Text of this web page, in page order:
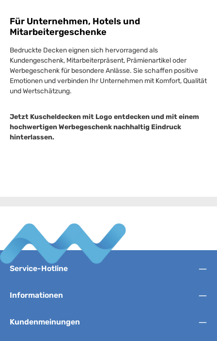
Für Unternehmen, Hotels und
Mitarbeitergeschenke
Bedruckte Decken eignen sich hervorragend als
Kundengeschenk, Mitarbeiterpräsent, Prämienartikel oder
Werbegeschenk für besondere Anlässe. Sie schaffen positive
Emotionen und verbinden Ihr Unternehmen mit Komfort, Qualität
und Wertschätzung.
Jetzt Kuscheldecken mit Logo entdecken und mit einem
hochwertigen Werbegeschenk nachhaltig Eindruck
hinterlassen.
Service-Hotline
Informationen
Kundenmeinungen